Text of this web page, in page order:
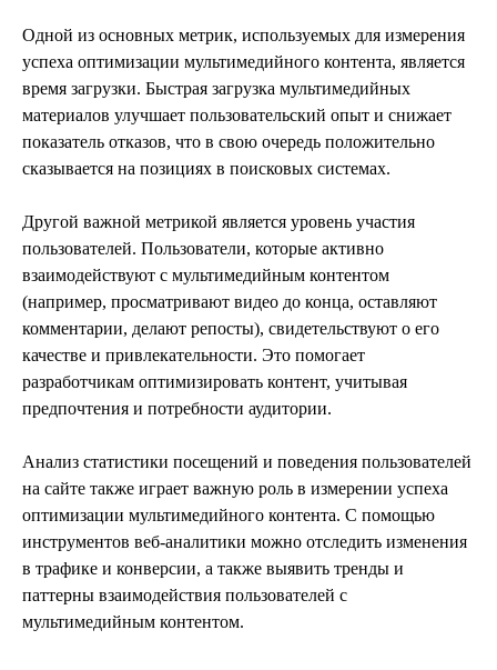
Одной из основных метрик, используемых для измерения
успеха оптимизации мультимедийного контента, является
время загрузки. Быстрая загрузка мультимедийных
материалов улучшает пользовательский опыт и снижает
показатель отказов, что в свою очередь положительно
сказывается на позициях в поисковых системах.
Другой важной метрикой является уровень участия
пользователей. Пользователи, которые активно
взаимодействуют с мультимедийным контентом
(например, просматривают видео до конца, оставляют
комментарии, делают репосты), свидетельствуют о его
качестве и привлекательности. Это помогает
разработчикам оптимизировать контент, учитывая
предпочтения и потребности аудитории.
Анализ статистики посещений и поведения пользователей
на сайте также играет важную роль в измерении успеха
оптимизации мультимедийного контента. С помощью
инструментов веб-аналитики можно отследить изменения
в трафике и конверсии, а также выявить тренды и
паттерны взаимодействия пользователей с
мультимедийным контентом.